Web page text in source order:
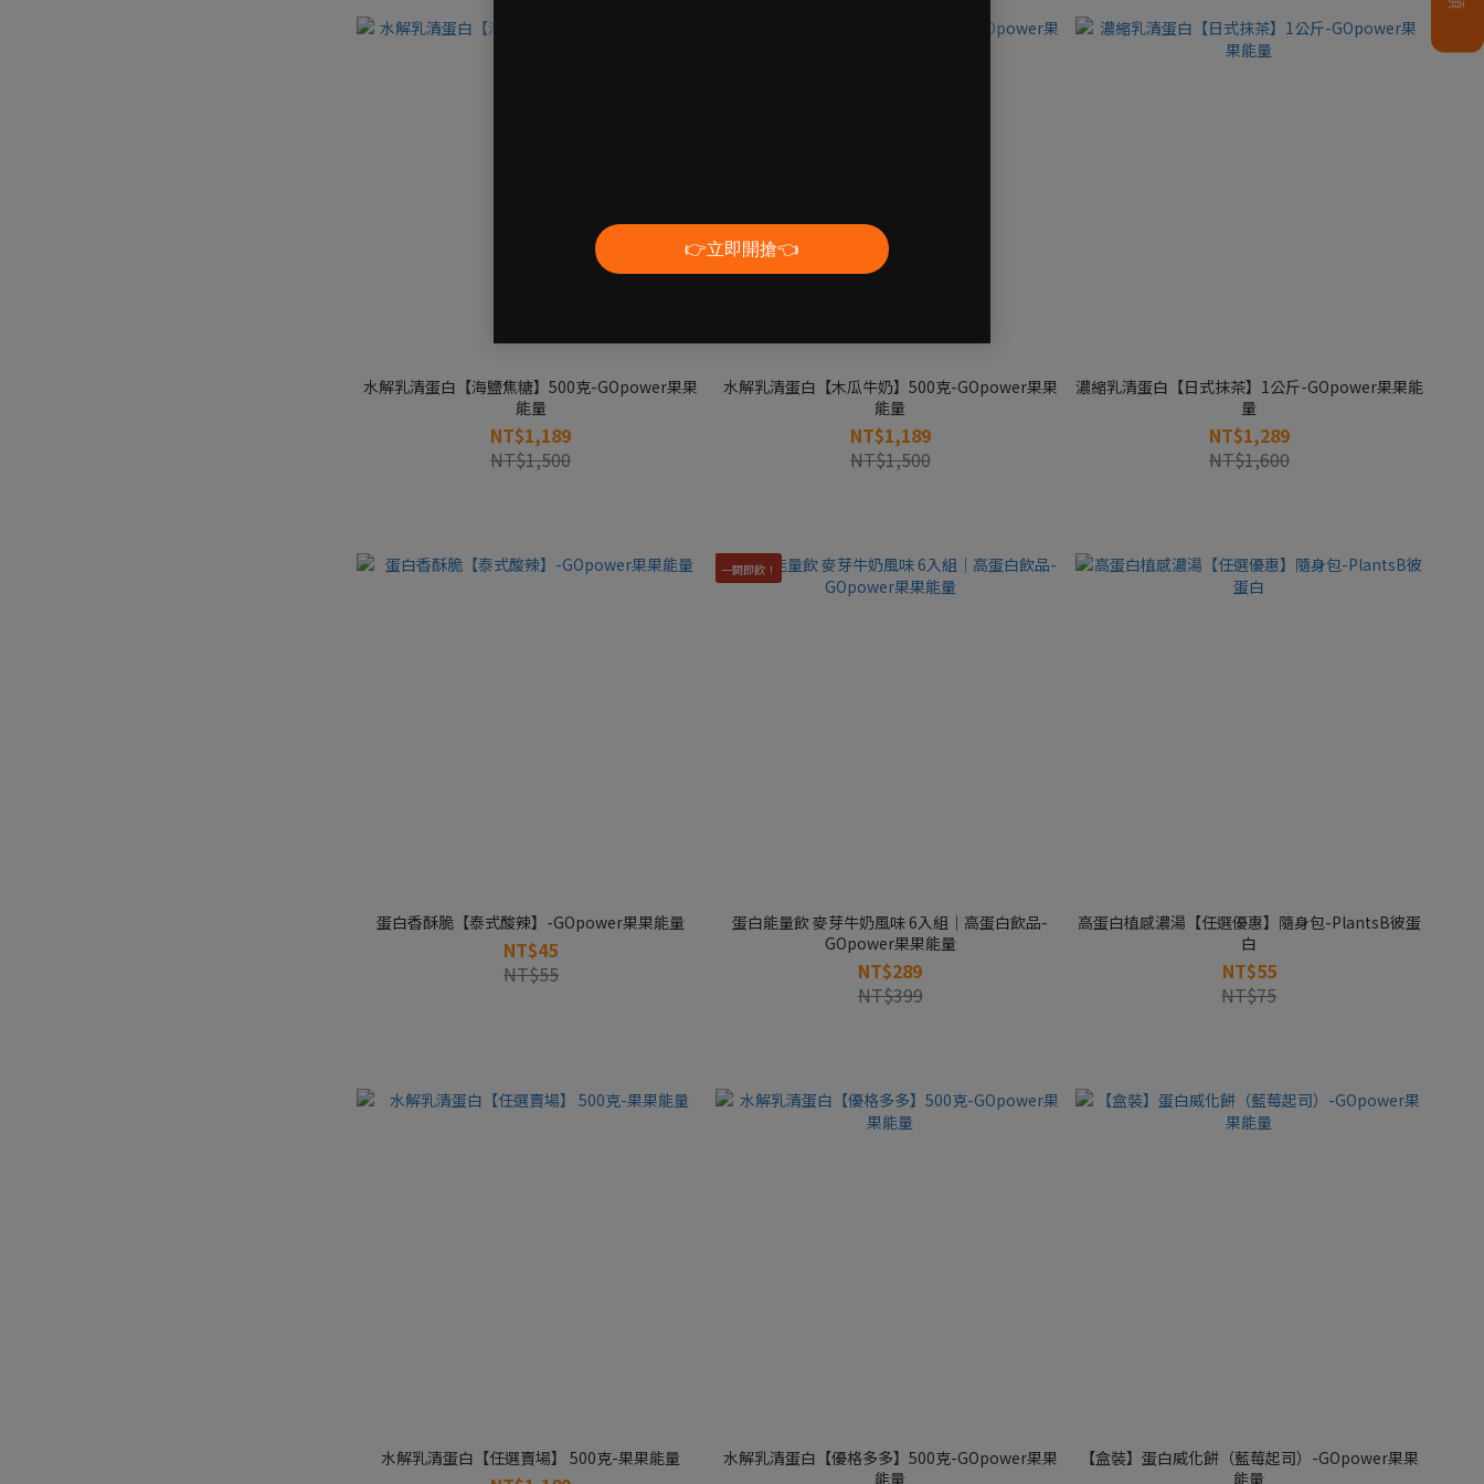
水解乳清蛋白【海鹽焦糖】500克-GOpower果果
能量
NT$1,189
NT$1,500
水解乳清蛋白【木瓜牛奶】500克-GOpower果果
能量
NT$1,189
NT$1,500
濃縮乳清蛋白【日式抹茶】1公斤-GOpower果果能
量
NT$1,289
NT$1,600
蛋白香酥脆【泰式酸辣】-GOpower果果能量
NT$45
NT$55
一開即飲！
蛋白能量飲 麥芽牛奶風味 6入組｜高蛋白飲品-
GOpower果果能量
NT$289
NT$399
高蛋白植感濃湯【任選優惠】隨身包-PlantsB彼蛋
白
NT$55
NT$75
水解乳清蛋白【任選賣場】 500克-果果能量
水解乳清蛋白【優格多多】500克-GOpower果果
能量
【盒裝】蛋白威化餅（藍莓起司）-GOpower果果
能量